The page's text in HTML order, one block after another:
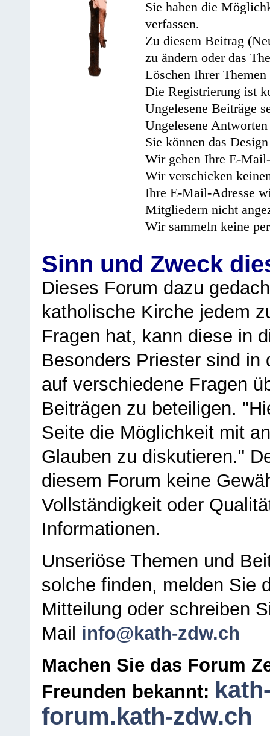
Sie haben die
verfassen.
Zu diesem Beitrag
zu ändern oder das
Löschen Ihrer
Die Registrierung ist
Ungelesene Beiträge
Ungelesene
Sie können das
Wir geben Ihre E-
Wir verschicken
Ihre E-Mail-Adresse
Mitgliedern nicht
Wir sammeln keine
Sinn und Zweck
Dieses Forum dazu
katholische Kirche jedem
Fragen hat, kann diese in
Besonders Priester sind in
auf verschiedene Fragen
Beiträgen zu beteiligen.
Seite die Möglichkeit mit
Glauben zu diskutieren."
diesem Forum keine
Vollständigkeit oder
Informationen.
Unseriöse Themen und
solche finden, melden Sie
Mitteilung oder schreiben
Mail info@kath-zdw.ch
Machen Sie das Forum
Freunden bekannt:
forum.kath-zdw.ch